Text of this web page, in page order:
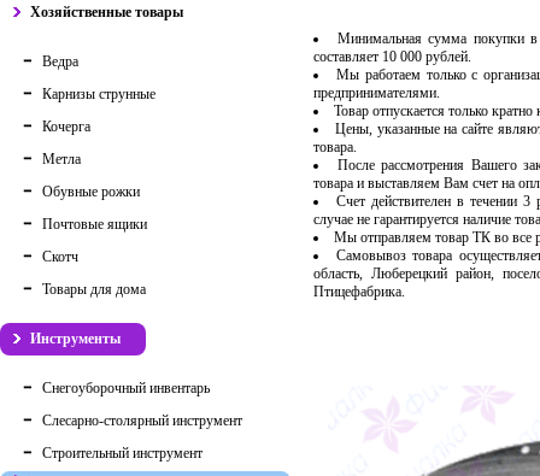
Хозяйственные товары
Ведра
Карнизы струнные
Кочерга
Метла
Обувные рожки
Почтовые ящики
Скотч
Товары для дома
Инструменты
Снегоуборочный инвентарь
Слесарно-столярный инструмент
Строительный инструмент
Минимальная сумма покупки в
составляет 10 000 рублей.
Мы работаем только с
предпринимателями.
Товар отпускается только
Цены, указанные на сайте
товара.
После рассмотрения Вашего
товара и выставляем Вам счет на
Счет действителен в течении
случае не гарантируется наличие
Мы отправляем товар ТК во
Самовывоз товара
область, Люберецкий район,
Птицефабрика.